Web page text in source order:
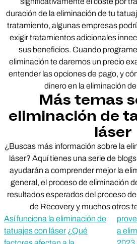
duración de la eliminación de tu
tratamiento, algunas empresas
exigir tratamientos adicionales
sus beneficios. Cuando
eliminación te daremos un precio
entender las opciones de pago, y
dinero en la eliminación
Más temas
eliminación de
láser
¿Buscas más información sobre la
láser? Aquí tienes una serie de
ayudarán a comprender mejor la
general, el proceso de eliminación
resultados esperados del proceso
de Recovery y muchos otros
Así funciona la eliminación de
tatuajes con láser ¿Qué
a